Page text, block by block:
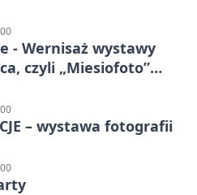
- Wernisaż wystawy
czyli „Miesiofoto”
– wystawa fotografii